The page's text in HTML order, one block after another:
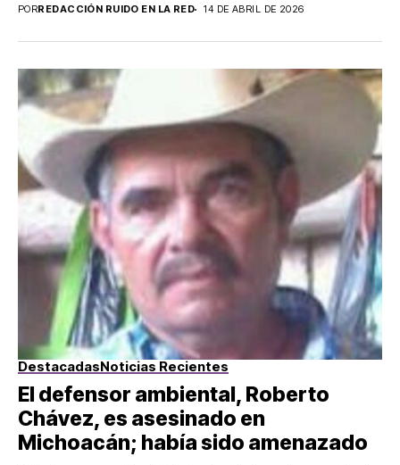
PORREDACCIÓN RUIDO EN LA RED 14 DE ABRIL DE 2026
DestacadasNoticias Recientes
El defensor ambiental, Roberto
Chávez, es asesinado en
Michoacán; había sido amenazado